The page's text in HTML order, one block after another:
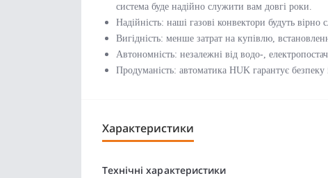
система буде надійно служити вам довгі роки.
Надійність: наші газові конвектори будуть
Вигідність: менше затрат на купівлю,
Автономність: незалежні від водо-,
Продуманість: автоматика HUK гарантує безпеку
Характеристики
Технічні характеристики